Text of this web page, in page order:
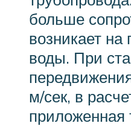
больше
возникает
воды. При
м/сек, в
приложенная